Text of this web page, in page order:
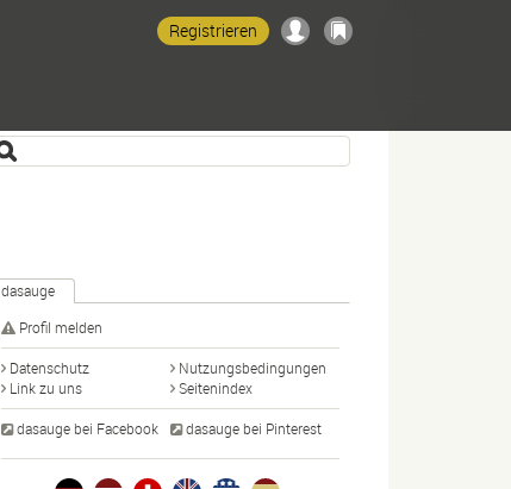
Registrieren
dasauge
Profil melden
Datenschutz
Nutzungsbedingungen
Link zu uns
Seitenindex
dasauge bei Facebook dasauge bei Pinterest